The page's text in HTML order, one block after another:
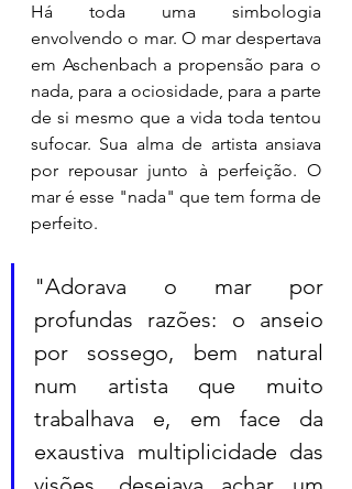
Há toda uma simbologia
envolvendo o mar. O mar despertava
em Aschenbach a propensão para o
nada, para a ociosidade, para a parte
de si mesmo que a vida toda tentou
sufocar. Sua alma de artista ansiava
por repousar junto à perfeição. O
mar é esse "nada" que tem forma de
perfeito.
"Adorava o mar por
profundas razões: o anseio
por sossego, bem natural
num artista que muito
trabalhava e, em face da
exaustiva multiplicidade das